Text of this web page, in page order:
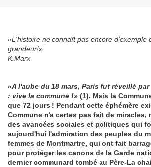
«L'histoire ne connaît pas encore d'exemple
grandeur!»
K.Marx
«A l'aube du 18 mars, Paris fut réveillé
: vive la commune !» (1). Mais la
que 72 jours ! Pendant cette éphémère
Commune n'a certes pas fait de miracles,
des avancées sociales et politiques qui
aujourd'hui l'admiration des peuples du
femmes de Montmartre, qui ont fait
pour protéger les canons de la Garde
dernier communard tombé au Père-La